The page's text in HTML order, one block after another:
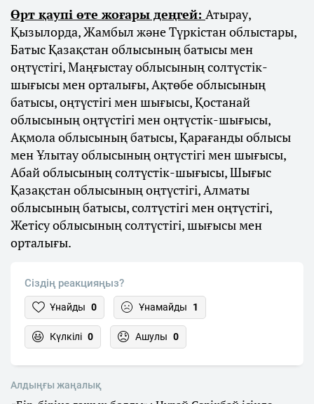
Өрт қаупі өте жоғары деңгей: Атырау,
Қызылорда, Жамбыл және Түркістан облыстары,
Батыс Қазақстан облысының батысы мен
оңтүстігі, Маңғыстау облысының солтүстік-
шығысы мен орталығы, Ақтөбе облысының
батысы, оңтүстігі мен шығысы, Қостанай
облысының оңтүстігі мен оңтүстік-шығысы,
Ақмола облысының батысы, Қарағанды облысы
мен Ұлытау облысының оңтүстігі мен шығысы,
Абай облысының солтүстік-шығысы, Шығыс
Қазақстан облысының оңтүстігі, Алматы
облысының батысы, солтүстігі мен оңтүстігі,
Жетісу облысының солтүстігі, шығысы мен
орталығы.
Сіздің реакцияңыз?
Ұнайды 0 Ұнамайды 1
Күлкілі 0 Ашулы 0
Алдыңғы жаңалық